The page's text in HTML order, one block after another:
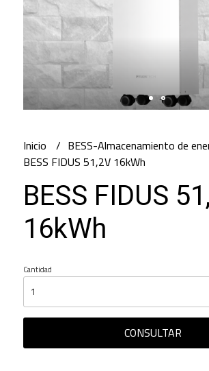
Inicio
BESS-Almacenamiento de
BESS FIDUS 51,2V 16kWh
BESS FIDUS
16kWh
Cantidad
CONSULTAR